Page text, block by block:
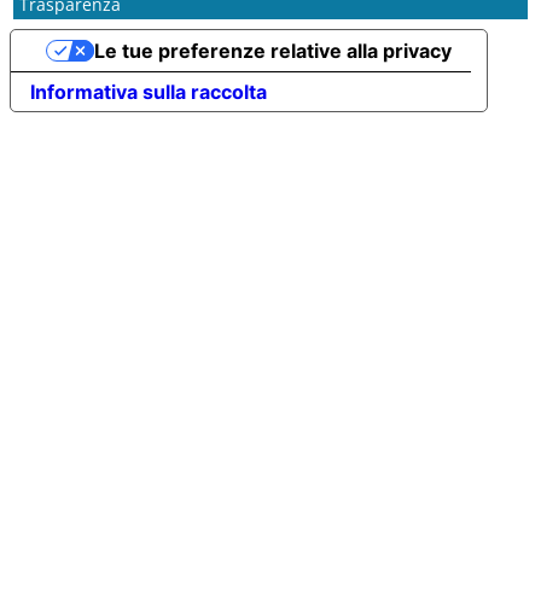
Informativa sulla raccolta
Le tue preferenze relative alla privacy